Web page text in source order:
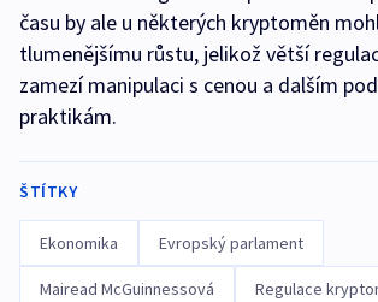
času by ale u některých kryptoměn
tlumenějšímu růstu, jelikož větší
zamezí manipulaci s cenou a dalším
praktikám.
ŠTÍTKY
Ekonomika Evropský parlament
Mairead McGuinnessová Regulace